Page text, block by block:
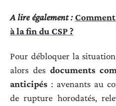
A lire également :
à la fin du CSP ?
Pour débloquer la
alors des documents
anticipés : avenants au
de rupture horodatés,